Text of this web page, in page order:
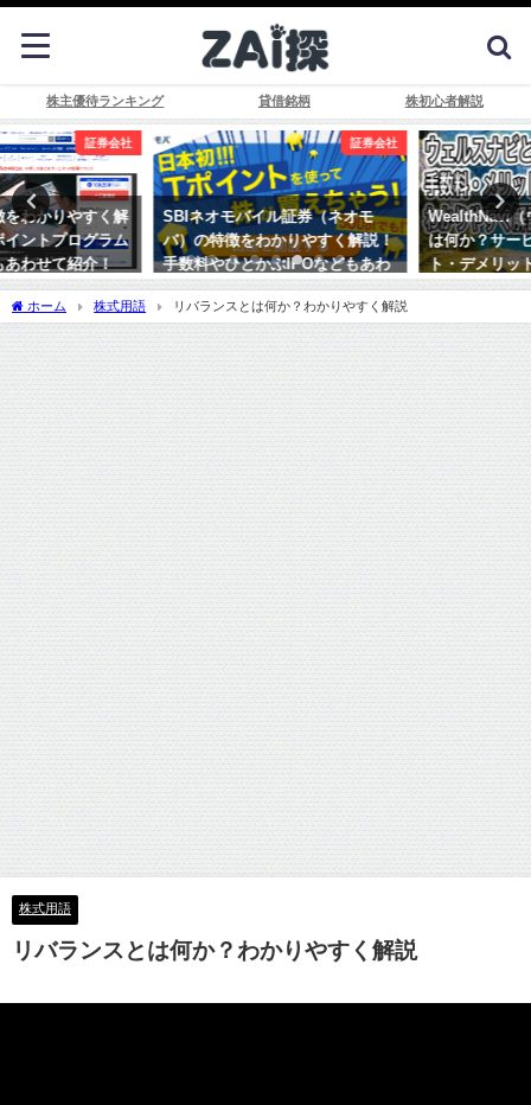
株主優待ランキング 貸借銘柄 株初心者解説
証券会社
SBIネオモバイル証券（ネオモ
バ）の特徴をわかりやすく解説！
手数料やひとかぶIPOなどもあわ
せて紹介！
証券会社
WealthNavi（ウェルスナビ）と
は何か？サービスの特徴やメリッ
ト・デメリットなどわかりやすく
解説！
ホーム 株式用語 リバランスとは何か？わかりやすく解説
株式用語
リバランスとは何か？わかりやすく解説